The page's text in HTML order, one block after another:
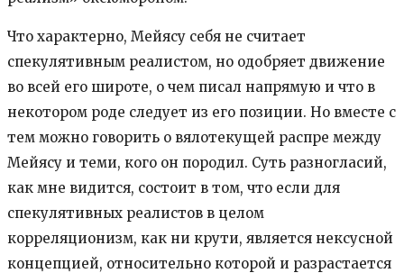
Что характерно, Мейясу себя не считает
спекулятивным реалистом, но одобряет движение
во всей его широте, о чем писал напрямую и что в
некотором роде следует из его позиции. Но вместе с
тем можно говорить о вялотекущей распре между
Мейясу и теми, кого он породил. Суть разногласий,
как мне видится, состоит в том, что если для
спекулятивных реалистов в целом
корреляционизм, как ни крути, является нексусной
концепцией, относительно которой и разрастается